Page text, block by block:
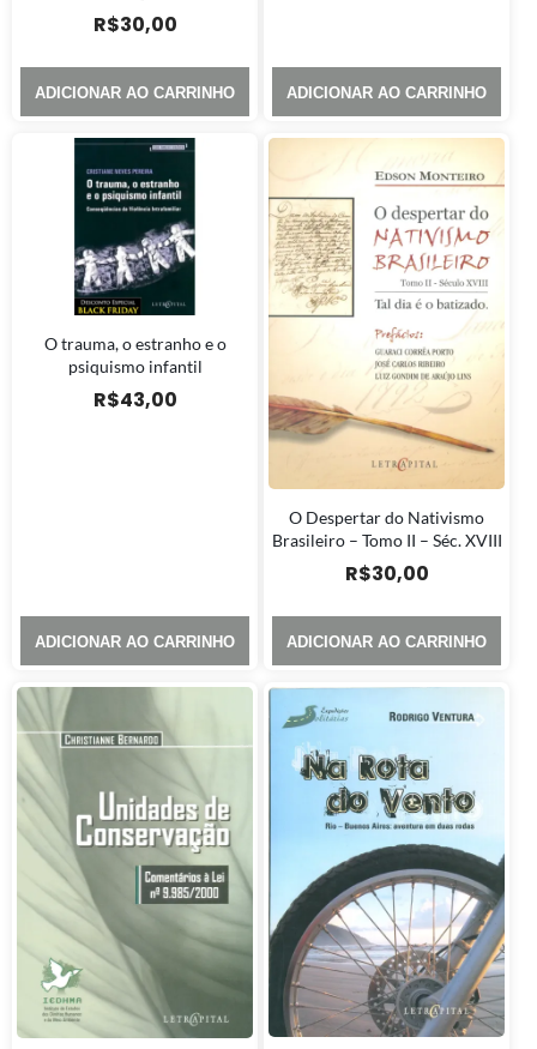
R$30,00
ADICIONAR AO CARRINHO ADICIONAR AO CARRINHO
O trauma, o estranho e o
psiquismo infantil
R$43,00
ADICIONAR AO CARRINHO
O Despertar do Nativismo
Brasileiro – Tomo II – Séc. XVIII
R$30,00
ADICIONAR AO CARRINHO